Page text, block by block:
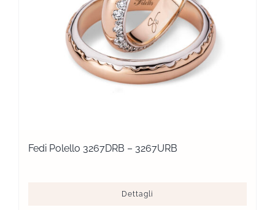
Fedi Polello 3267DRB – 3267URB
Dettagli